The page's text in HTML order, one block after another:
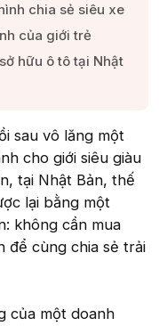
chia sẻ siêu xe​
của giới trẻ​
hữu ô tô tại Nhật
sau vô lăng một
cho giới siêu giàu
tại Nhật Bản, thế
lại bằng một
không cần mua
để cùng chia sẻ trải
của một doanh